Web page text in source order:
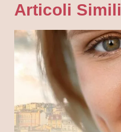
Articoli Simili